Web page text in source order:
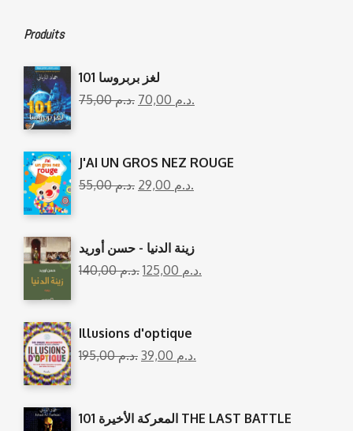
Produits
101 لغز بربروسا
75,00
د.م. 70,00 د.م.
J'AI UN GROS NEZ ROUGE
55,00
د.م. 29,00 د.م.
زينة الدنيا - حسن أوريد
140,00
د.م. 125,00 د.م.
Illusions d'optique
195,00
د.م. 39,00 د.م.
المعركة الأخيرة 101 THE LAST BATTLE